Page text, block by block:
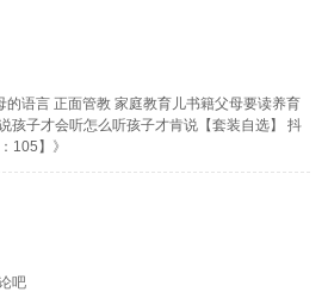
的语言 正面管教 家庭教育儿书籍父母要读养育
孩子才会听怎么听孩子才肯说【套装自选】 抖
105】 》
吧